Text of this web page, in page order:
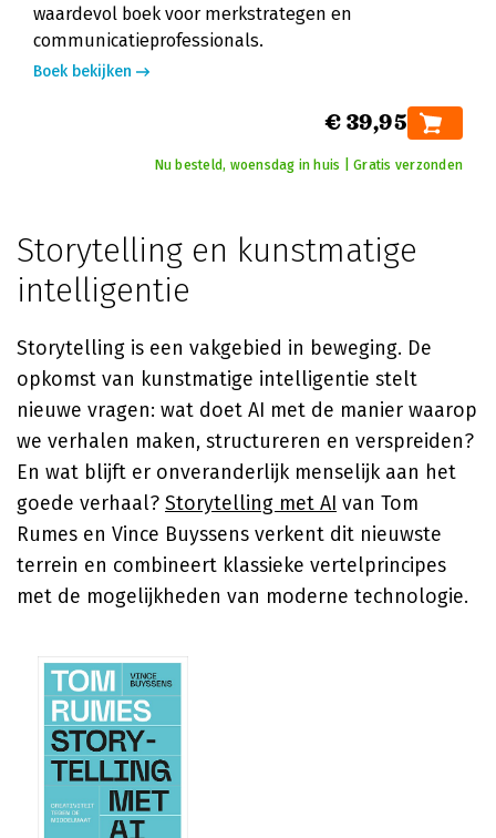
waardevol boek voor merkstrategen en
communicatieprofessionals.
Boek bekijken
€ 39,95
Nu besteld, woensdag in huis | Gratis verzonden
Storytelling en kunstmatige
intelligentie
Storytelling is een vakgebied in beweging. De
opkomst van kunstmatige intelligentie stelt
nieuwe vragen: wat doet AI met de manier waarop
we verhalen maken, structureren en verspreiden?
En wat blijft er onveranderlijk menselijk aan het
goede verhaal? Storytelling met AI van Tom
Rumes en Vince Buyssens verkent dit nieuwste
terrein en combineert klassieke vertelprincipes
met de mogelijkheden van moderne technologie.